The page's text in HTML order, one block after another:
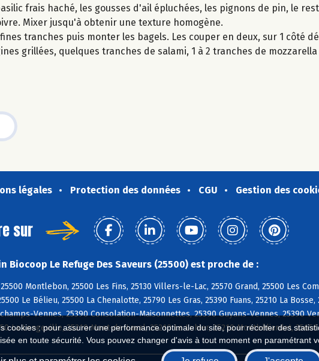
cookies : pour assurer une performance optimale du site, pour récolter des
en toute sécurité. Vous pouvez changer d'avis à tout moment en paramétrant
frais haché, les gousses d'ail épluchées, les pignons de pin, le
Mixer jusqu'à obtenir une texture homogène.
tranches puis monter les bagels. Les couper en deux, sur 1 côté
grillées, quelques tranches de salami, 1 à 2 tranches de
légales Protection des données CGU Gestion des
sur
Biocoop Le Refuge Des Saveurs (25500) est proche de :
Montlebon, 25500 Les Fins, 25130 Villers-le-Lac, 25570 Grand, 25500 Les
Le Bélieu, 25500 La Chenalotte, 25790 Les Gras, 25390 Fuans, 25210 La
Vennes, 25390 Consolation-Maisonnettes, 25390 Guyans-Vennes, 25390
La Longeville, 25210 Mont-de-Laval, 25210 Le Luhier, 25210 Montbéliardot,